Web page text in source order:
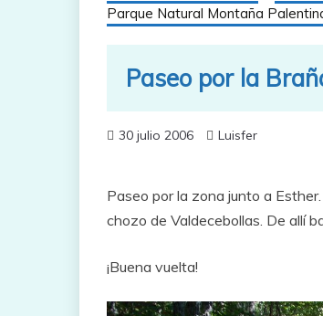
Parque Natural Montaña
Paseo por la
30 julio 2006 Luisfer
Paseo por la zona junto a
chozo de Valdecebollas. De allí
¡Buena vuelta!